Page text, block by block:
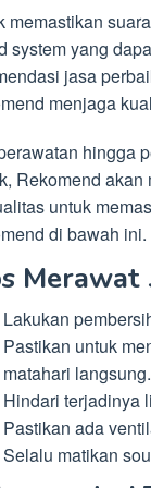
memastikan
system yang
jasa
menjaga
hingga
Rekomend
untuk
di bawah ini.
Merawat
Lakukan
Pastikan untuk
matahari langsung.
Hindari terjadinya
Pastikan ada
Selalu matikan